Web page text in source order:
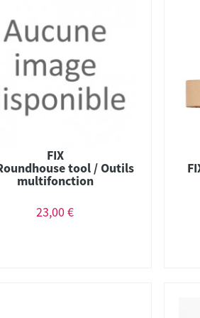
FIX
tool / Outils
multifonction
23,00 €